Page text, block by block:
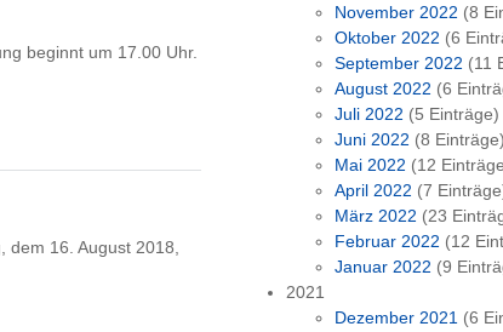
beginnt um 17.00 Uhr.
16. August 2018,
November 2022 (8
Oktober 2022 (6
September 2022 (11
August 2022 (6
Juli 2022 (5 Einträge)
Juni 2022 (8 Einträge)
Mai 2022 (12
April 2022 (7
März 2022 (23
Februar 2022 (12
Januar 2022 (9
2021
Dezember 2021 (6